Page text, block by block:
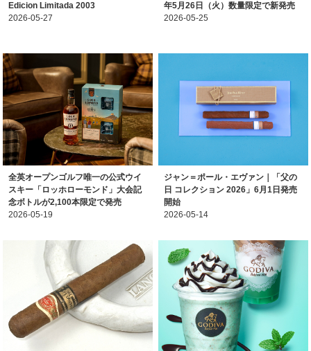
Edicion Limitada 2003
2026-05-27
年5月26日（火）数量限定で新発売
2026-05-25
全英オープンゴルフ唯一の公式ウイ
スキー「ロッホローモンド」大会記
念ボトルが2,100本限定で発売
2026-05-19
ジャン＝ポール・エヴァン｜「父の
日 コレクション 2026」6月1日発売
開始
2026-05-14